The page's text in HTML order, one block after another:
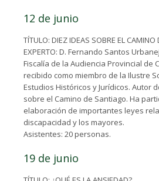
12 de junio
TÍTULO: DIEZ IDEAS SOBRE EL CAMINO
EXPERTO: D. Fernando Santos
Fiscalía de la Audiencia Provincial de
recibido como miembro de la Ilustre
Estudios Históricos y Jurídicos. Autor
sobre el Camino de Santiago. Ha
elaboración de importantes leyes
discapacidad y los mayores.
Asistentes: 20 personas.
19 de junio